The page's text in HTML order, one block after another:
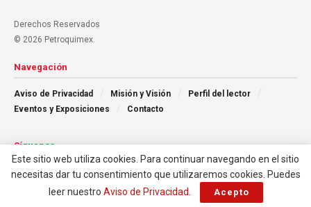
Derechos Reservados
© 2026 Petroquimex.
Navegación
Aviso de Privacidad Misión y Visión
Perfil del lector
Eventos y Exposiciones
Contacto
Síguenos
Este sitio web utiliza cookies. Para continuar navegando en el sitio
necesitas dar tu consentimiento que utilizaremos cookies. Puedes
leer nuestro Aviso de Privacidad Acepto